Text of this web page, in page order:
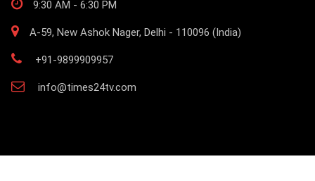
9:30 AM - 6:30 PM
A-59, New Ashok Nager, Delhi - 110096 (India)
+91-9899909957
info@times24tv.com